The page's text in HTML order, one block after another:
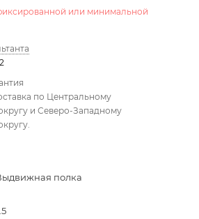
или минимальной
по Центральному
и Северо-Западному
полка